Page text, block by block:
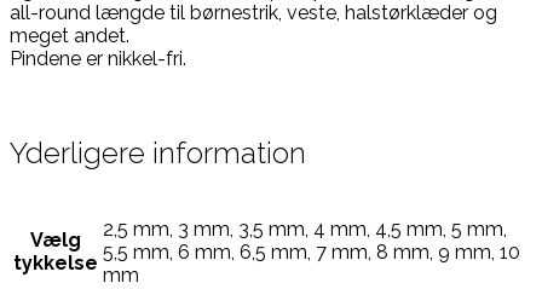
all-round længde til børnestrik, veste, halstørklæder og
meget andet.
Pindene er nikkel-fri.
Yderligere information
Vælg
tykkelse
2,5 mm, 3 mm, 3,5 mm, 4 mm, 4,5 mm, 5 mm,
5,5 mm, 6 mm, 6,5 mm, 7 mm, 8 mm, 9 mm, 10
mm